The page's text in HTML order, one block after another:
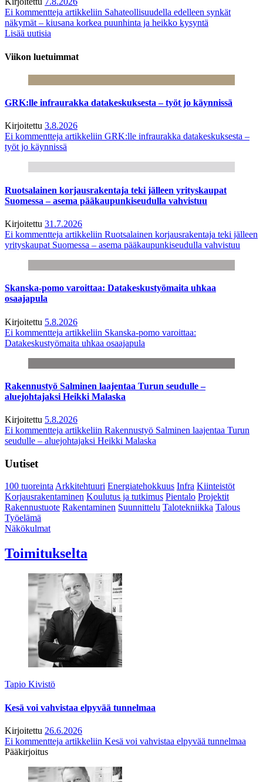
Ei kommentteja artikkeliin Sahateollisuudella edelleen synkät
näkymät – kiusana korkea puunhinta ja heikko kysyntä
Lisää uutisia
Viikon luetuimmat
GRK:lle infraurakka datakeskuksesta – työt jo käynnissä
Kirjoitettu 3.8.2026
Ei kommentteja artikkeliin GRK:lle infraurakka datakeskuksesta –
työt jo käynnissä
Ruotsalainen korjausrakentaja teki jälleen yrityskaupat
Suomessa – asema pääkaupunkiseudulla vahvistuu
Kirjoitettu 31.7.2026
Ei kommentteja artikkeliin Ruotsalainen korjausrakentaja teki jälleen
yrityskaupat Suomessa – asema pääkaupunkiseudulla vahvistuu
Skanska-pomo varoittaa: Datakeskustyömaita uhkaa
osaajapula
Kirjoitettu 5.8.2026
Ei kommentteja artikkeliin Skanska-pomo varoittaa:
Datakeskustyömaita uhkaa osaajapula
Rakennustyö Salminen laajentaa Turun seudulle –
aluejohtajaksi Heikki Malaska
Kirjoitettu 5.8.2026
Ei kommentteja artikkeliin Rakennustyö Salminen laajentaa Turun
seudulle – aluejohtajaksi Heikki Malaska
Uutiset
100 tuoreintaArkkitehtuuri Energiatehokkuus Infra Kiinteistöt
Korjausrakentaminen Koulutus ja tutkimus Pientalo Projektit
Rakennustuote Rakentaminen Suunnittelu Talotekniikka Talous
Työelämä
Näkökulmat
Toimitukselta
Tapio Kivistö
Kesä voi vahvistaa elpyvää tunnelmaa
Kirjoitettu 26.6.2026
Ei kommentteja artikkeliin Kesä voi vahvistaa elpyvää tunnelmaa
Pääkirjoitus